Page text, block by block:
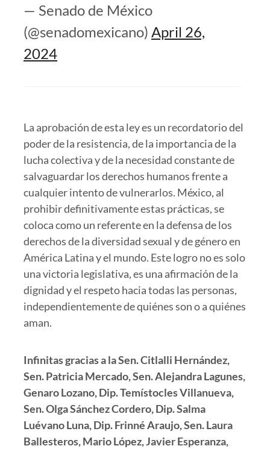
— Senado de México
(@senadomexicano) April 26,
2024
La aprobación de esta ley es un recordatorio del
poder de la resistencia, de la importancia de la
lucha colectiva y de la necesidad constante de
salvaguardar los derechos humanos frente a
cualquier intento de vulnerarlos. México, al
prohibir definitivamente estas prácticas, se
coloca como un referente en la defensa de los
derechos de la diversidad sexual y de género en
América Latina y el mundo. Este logro no es solo
una victoria legislativa, es una afirmación de la
dignidad y el respeto hacia todas las personas,
independientemente de quiénes son o a quiénes
aman.
Infinitas gracias a la Sen. Citlalli Hernández,
Sen. Patricia Mercado, Sen. Alejandra Lagunes,
Genaro Lozano, Dip. Temístocles Villanueva,
Sen. Olga Sánchez Cordero, Dip. Salma
Luévano Luna, Dip. Frinné Araujo, Sen. Laura
Ballesteros, Mario López, Javier Esperanza,